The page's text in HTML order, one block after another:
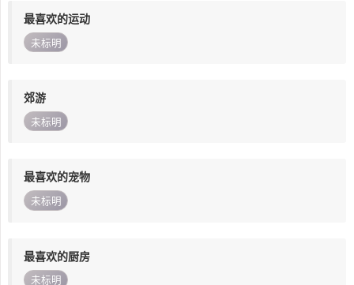
最喜欢的运动
未标明
郊游
未标明
最喜欢的宠物
未标明
最喜欢的厨房
未标明